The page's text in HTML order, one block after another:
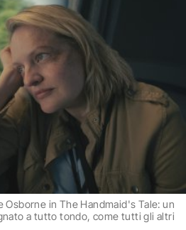
Osborne in The Handmaid's Tale: un
a tutto tondo, come tutti gli altri